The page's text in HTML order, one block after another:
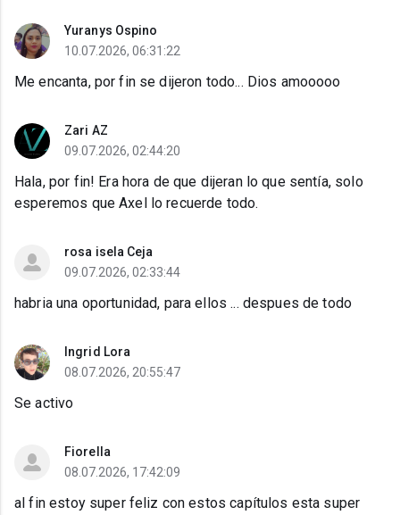
Yuranys Ospino
10.07.2026, 06:31:22
Me encanta, por fin se dijeron todo... Dios amooooo
Zari AZ
09.07.2026, 02:44:20
Hala, por fin! Era hora de que dijeran lo que sentía, solo
esperemos que Axel lo recuerde todo.
rosa isela Ceja
09.07.2026, 02:33:44
habria una oportunidad, para ellos ... despues de todo
Ingrid Lora
08.07.2026, 20:55:47
Se activo
Fiorella
08.07.2026, 17:42:09
al fin estoy super feliz con estos capítulos esta super